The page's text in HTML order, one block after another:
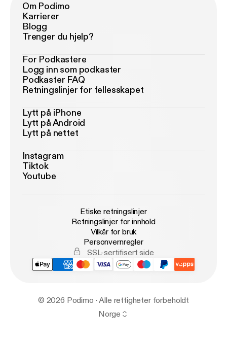
Om Podimo
Karrierer
Blogg
Trenger du hjelp?
For Podkastere
Logg inn som podkaster
Podkaster FAQ
Retningslinjer for fellesskapet
Lytt på iPhone
Lytt på Android
Lytt på nettet
Instagram
Tiktok
Youtube
Etiske retningslinjer
Retningslinjer for innhold
Vilkår for bruk
Personvernregler
SSL-sertifisert side
© 2026 Podimo · Alle rettigheter forbeholdt
Norge